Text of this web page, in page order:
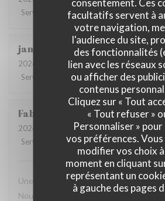
facultatifs servent à
votre navigation,
l'audience du site,
des fonctionnalités
lien avec les réseaux
ou afficher des
contenus
Cliquez sur « Tout
« Tout refuser »
Personnaliser »
vos préférences.
modifier vos choix
moment en cliquant
représentant un
à gauche des pages
Service
Ambiance:4/5 Cuisine: 4/5
jan
2026-07-28
- 19:30 - Couverts 2
Service
Ambiance:3/5 Cuisine: 3 /5
Fabrice
2026-07-19
- 12:00 - Couverts 3
Service
Ambiance:5 /5 Cuisine:4/5
Une table sympathique avec son
Nous avons apprécié notre déjeuner